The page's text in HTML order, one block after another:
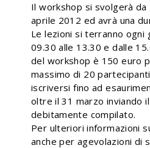
Il workshop si svolgerà
aprile 2012 ed avrà una
Le lezioni si terranno ogni
09.30 alle 13.30 e dalle
del workshop è 150 euro
massimo di 20
iscriversi fino ad
oltre il 31 marzo inviando
debitamente compilato.
Per ulteriori informazioni
anche per agevolazioni di